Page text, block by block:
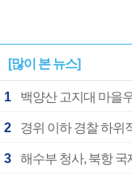
[많이 본 뉴스]
1 백양산 고지대 마을
2 경위 이하 경찰 하위
3 해수부 청사, 북항